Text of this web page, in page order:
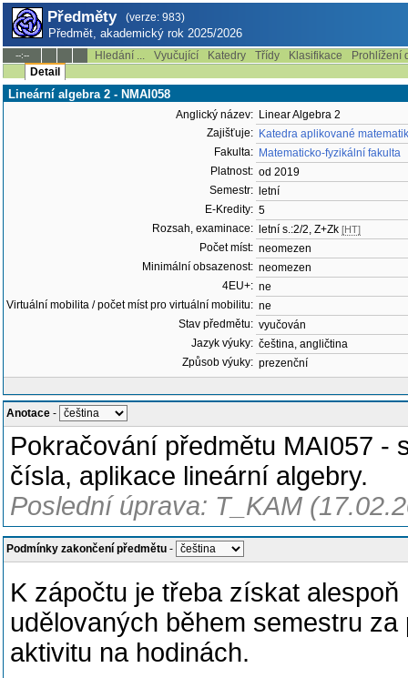
Předměty (verze: 983)
Předmět, akademický rok 2025/2026
--:-- Hledání ... Vyučující Katedry Třídy Klasifikace
Prohlížení
Detail
Lineární algebra 2 - NMAI058
Anglický název: Linear Algebra 2
Zajišťuje: Katedra aplikované
Fakulta: Matematicko-fyzikální fakulta
Platnost: od 2019
Semestr:
letní
E-Kredity: 5
Rozsah, examinace:
letní s.:2/2, Z+Zk [HT]
Počet míst: neomezen
Minimální obsazenost: neomezen
4EU+: ne
Virtuální mobilita / počet míst pro virtuální mobilitu: ne
Stav předmětu: vyučován
Jazyk výuky: čeština, angličtina
Způsob výuky: prezenční
Anotace -
Pokračování předmětu MAI057 -
čísla, aplikace lineární algebry.
Poslední úprava: T_KAM
Podmínky zakončení předmětu -
K zápočtu je třeba získat
udělovaných během semestru
aktivitu na hodinách.